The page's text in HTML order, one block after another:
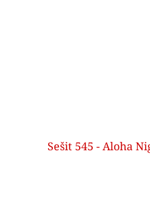
Sešit 545 - Aloha